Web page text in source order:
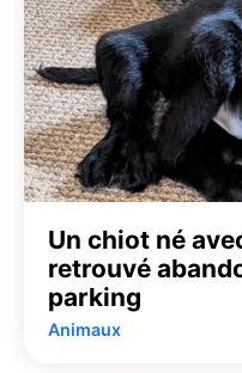
Un chiot né
retrouvé
parking
Animaux